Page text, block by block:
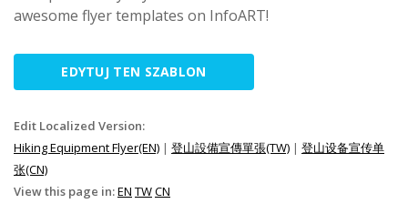
awesome flyer templates on InfoART!
EDYTUJ TEN SZABLON
Edit Localized Version:
Hiking Equipment Flyer(EN) | 登山設備宣傳單張(TW) | 登山设备宣传单
张(CN)
View this page in:EN TWCN